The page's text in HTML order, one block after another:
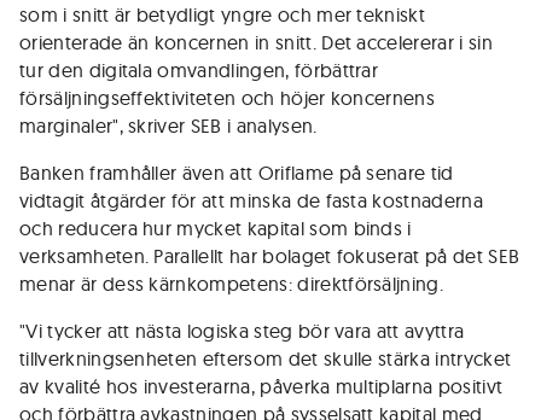
som i snitt är betydligt yngre och mer tekniskt
orienterade än koncernen in snitt. Det accelererar i sin
tur den digitala omvandlingen, förbättrar
försäljningseffektiviteten och höjer koncernens
marginaler", skriver SEB i analysen.
Banken framhåller även att Oriflame på senare tid
vidtagit åtgärder för att minska de fasta kostnaderna
och reducera hur mycket kapital som binds i
verksamheten. Parallellt har bolaget fokuserat på det SEB
menar är dess kärnkompetens: direktförsäljning.
"Vi tycker att nästa logiska steg bör vara att avyttra
tillverkningsenheten eftersom det skulle stärka intrycket
av kvalité hos investerarna, påverka multiplarna positivt
och förbättra avkastningen på sysselsatt kapital med